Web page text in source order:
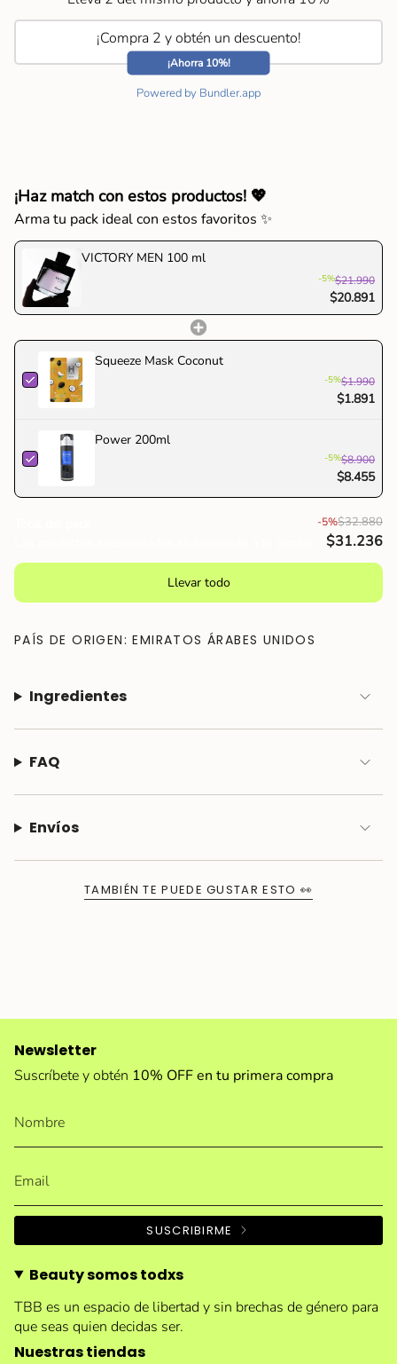
Ideal para eventos profesionales, citas especiales o
momentos donde quieras proyectar ambición,
determinación y sofisticación.
cantidad
{{
}}",
"minimum_of"=>"Mínimo
de
quantity
}}",
"maximum_of"=>"Máximo
quantity
}}"}
¡Compra 2 y obtén un descuento!
¡Ahorra 10%!
Powered by Bundler.app
¡Haz match con estos productos! 💖
Arma tu pack ideal con estos favoritos ✨
VICTORY MEN 100 ml
-5%$21.990
$20.891
Squeeze Mask Coconut
-5%$1.990
$1.891
Power 200ml
-5%$8.900
$8.455
-5%$32.880
$31.236
Llevar todo
PAÍS DE ORIGEN: EMIRATOS ÁRABES UNIDOS
Ingredientes
FAQ
Envíos
TAMBIÉN TE PUEDE GUSTAR ESTO 👀
Newsletter
Suscríbete y obtén 10% OFF en tu primera compra
SUSCRIBIRME
Beauty somos todxs
TBB es un espacio de libertad y sin brechas de género para
que seas quien decidas ser.
Nuestras tiendas